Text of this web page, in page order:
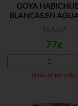
GOYA
BLANCAS EN
15.5 OZ
Límite 24 por orden
77¢